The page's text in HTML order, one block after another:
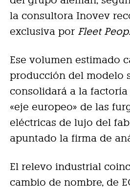
la consultora Inovev
exclusiva por Fleet
Ese volumen estimado
producción del modelo
consolidará a la factoría
«eje europeo» de las
eléctricas de lujo del
apuntado la firma de
El relevo industrial
cambio de nombre, de